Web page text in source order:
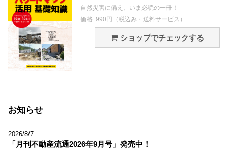
自然災害に備え、いま必読の一冊！
価格: 990円（税込み・送料サービス）
ショップでチェックする
お知らせ
2026/8/7
「月刊不動産流通2026年9月号」発売中！